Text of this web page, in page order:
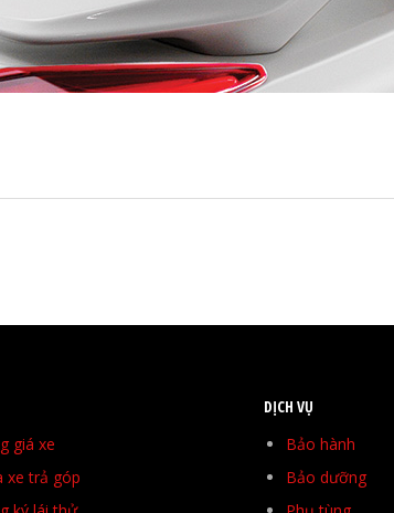
giá xe
xe trả góp
DỊCH VỤ
Bảo hành
Bảo dưỡng